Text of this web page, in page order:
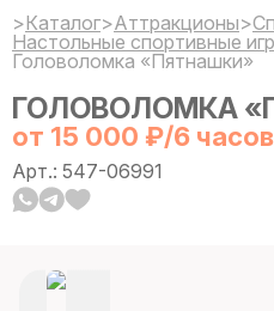
>Каталог>Аттракционы>
Настольные спортивные
Головоломка «Пятнашки»
ГОЛОВОЛОМКА
от 15 000 ₽/6 часов
Арт.: 547-06991